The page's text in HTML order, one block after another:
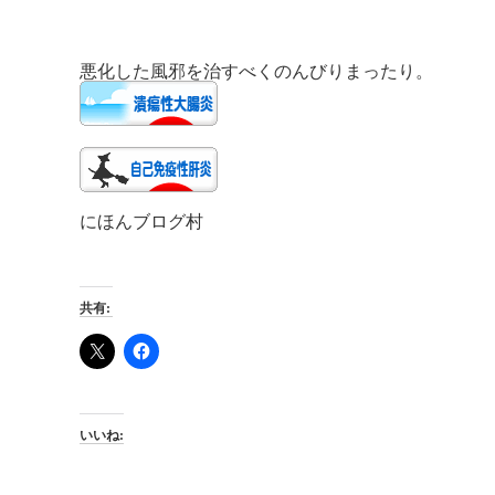
悪化した風邪を治すべく のんびりまったり。
にほんブログ村
共有:
いいね: